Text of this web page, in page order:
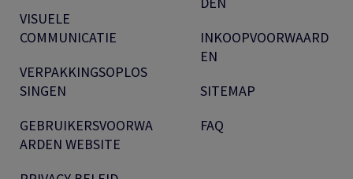
VISUELE
COMMUNICATIE
VERPAKKINGSOPLOS
SINGEN
GEBRUIKERSVOORWA
ARDEN WEBSITE
INKOOPVOORWAARD
EN
SITEMAP
FAQ